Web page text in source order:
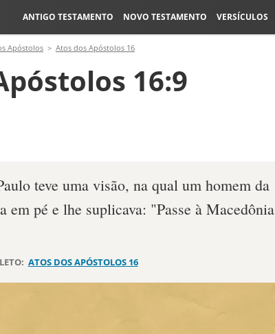
ANTIGO TESTAMENTO NOVO TESTAMENTO VERSÍCULOS
Apóstolos Atos dos Apóstolos 16
16:9
teve uma visão, na qual um homem da
em pé e lhe suplicava: "Passe à Macedônia
ATOS DOS APÓSTOLOS 16